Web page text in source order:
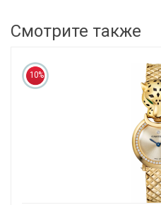
Смотрите также
10%